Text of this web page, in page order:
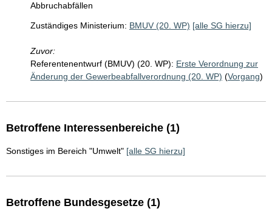
Abbruchabfällen
Zuständiges Ministerium: BMUV (20. WP) [alle SG hierzu]
Zuvor:
Referentenentwurf (BMUV) (20. WP): Erste Verordnung zur
Änderung der Gewerbeabfallverordnung (20. WP) (Vorgang)
Betroffene Interessenbereiche (1)
Sonstiges im Bereich "Umwelt" [alle SG hierzu]
Betroffene Bundesgesetze (1)